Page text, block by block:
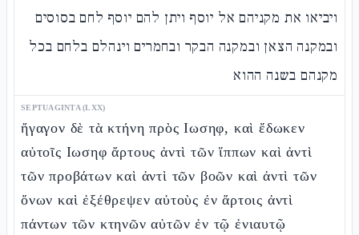
ויביאו את מקניהם אל יוסף ויתן להם יוסף לחם בסוסים
ובמקנה הצאן ובמקנה הבקר ובחמרים וינהלם בלחם בכל
מקנהם בשנה ההוא
SEPTUAGINTA (LXX)
ἤγαγον δὲ τὰ κτήνη πρὸς Ιωσηφ, καὶ ἔδωκεν
αὐτοῖς Ιωσηφ ἄρτους ἀντὶ τῶν ἵππων καὶ ἀντὶ
τῶν προβάτων καὶ ἀντὶ τῶν βοῶν καὶ ἀντὶ τῶν
ὄνων καὶ ἐξέθρεψεν αὐτοὺς ἐν ἄρτοις ἀντὶ
πάντων τῶν κτηνῶν αὐτῶν ἐν τῷ ἐνιαυτῷ